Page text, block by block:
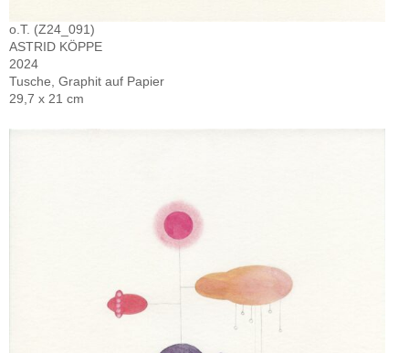
o.T. (Z24_091)
ASTRID KÖPPE
2024
Tusche, Graphit auf Papier
29,7 x 21 cm